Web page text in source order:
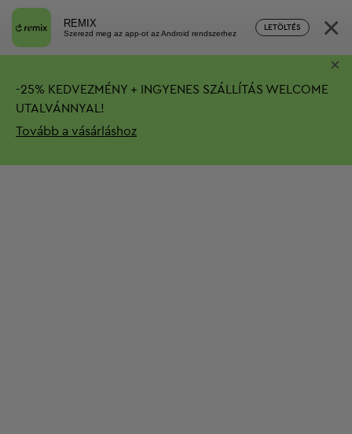
REMIX
Szerezd meg az app-ot az Android rendszerhez
LETÖLTÉS ×
-25% KEDVEZMÉNY + INGYENES SZÁLLÍTÁS WELCOME
UTALVÁNNYAL!
Tovább a vásárláshoz
×